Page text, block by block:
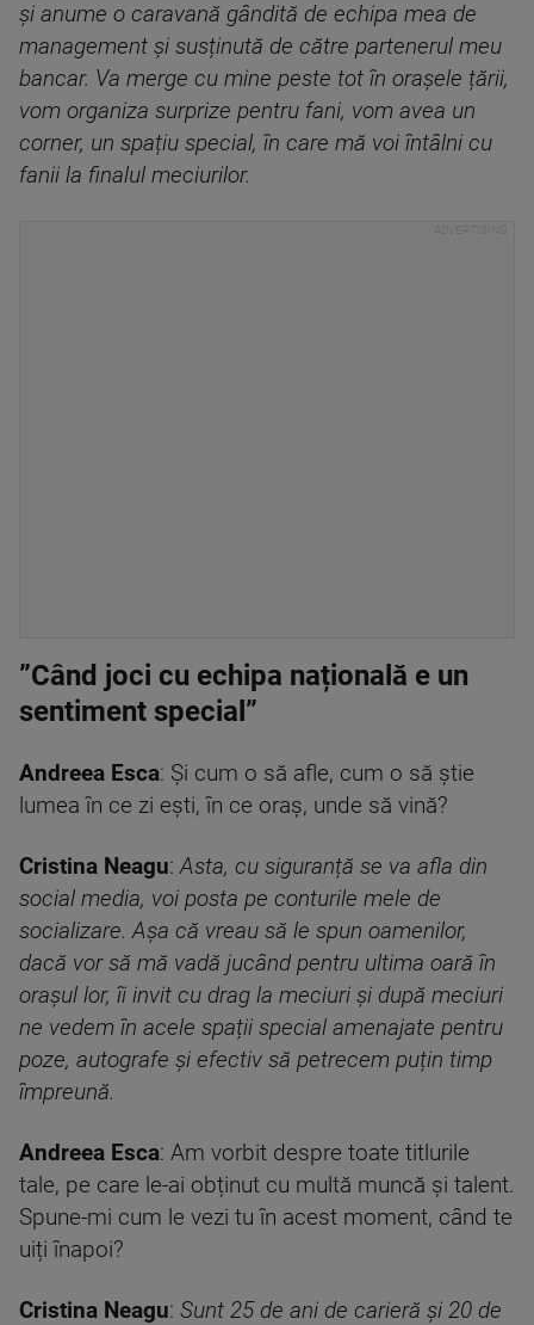
și anume o caravană gândită de echipa mea de
management și susținută de către partenerul meu
bancar. Va merge cu mine peste tot în orașele țării,
vom organiza surprize pentru fani, vom avea un
corner, un spațiu special, în care mă voi întâlni cu
fanii la finalul meciurilor.
”Când joci cu echipa națională e un
sentiment special”
Andreea Esca: Și cum o să afle, cum o să știe
lumea în ce zi ești, în ce oraș, unde să vină?
Cristina Neagu:Asta, cu siguranță se va afla din
social media, voi posta pe conturile mele de
socializare. Așa că vreau să le spun oamenilor,
dacă vor să mă vadă jucând pentru ultima oară în
orașul lor, îi invit cu drag la meciuri și după meciuri
ne vedem în acele spații special amenajate pentru
poze, autografe și efectiv să petrecem puțin timp
împreună.
Andreea Esca: Am vorbit despre toate titlurile
tale, pe care le-ai obținut cu multă muncă și talent.
Spune-mi cum le vezi tu în acest moment, când te
uiți înapoi?
Cristina Neagu: Sunt 25 de ani de carieră și 20 de